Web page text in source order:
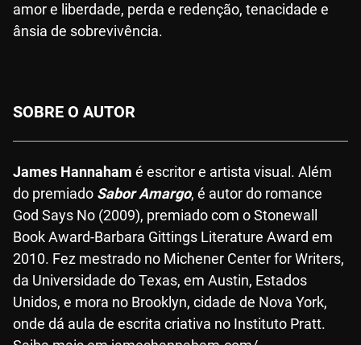
amor e liberdade, perda e redenção, tenacidade e
ânsia de sobrevivência.
SOBRE O AUTOR
James Hannaham é escritor e artista visual. Além
do premiado Sabor Amargo, é autor do romance
God Says No (2009), premiado com o Stonewall
Book Award-Barbara Gittings Literature Award em
2010. Fez mestrado no Michener Center for Writers,
da Universidade do Texas, em Austin, Estados
Unidos, e mora no Brooklyn, cidade de Nova York,
onde dá aula de escrita criativa no Instituto Pratt.